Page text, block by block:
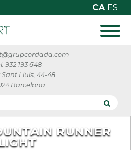
CA ES
932 193 648
Sant Lluís, 44-48
Barcelona
RUNNER